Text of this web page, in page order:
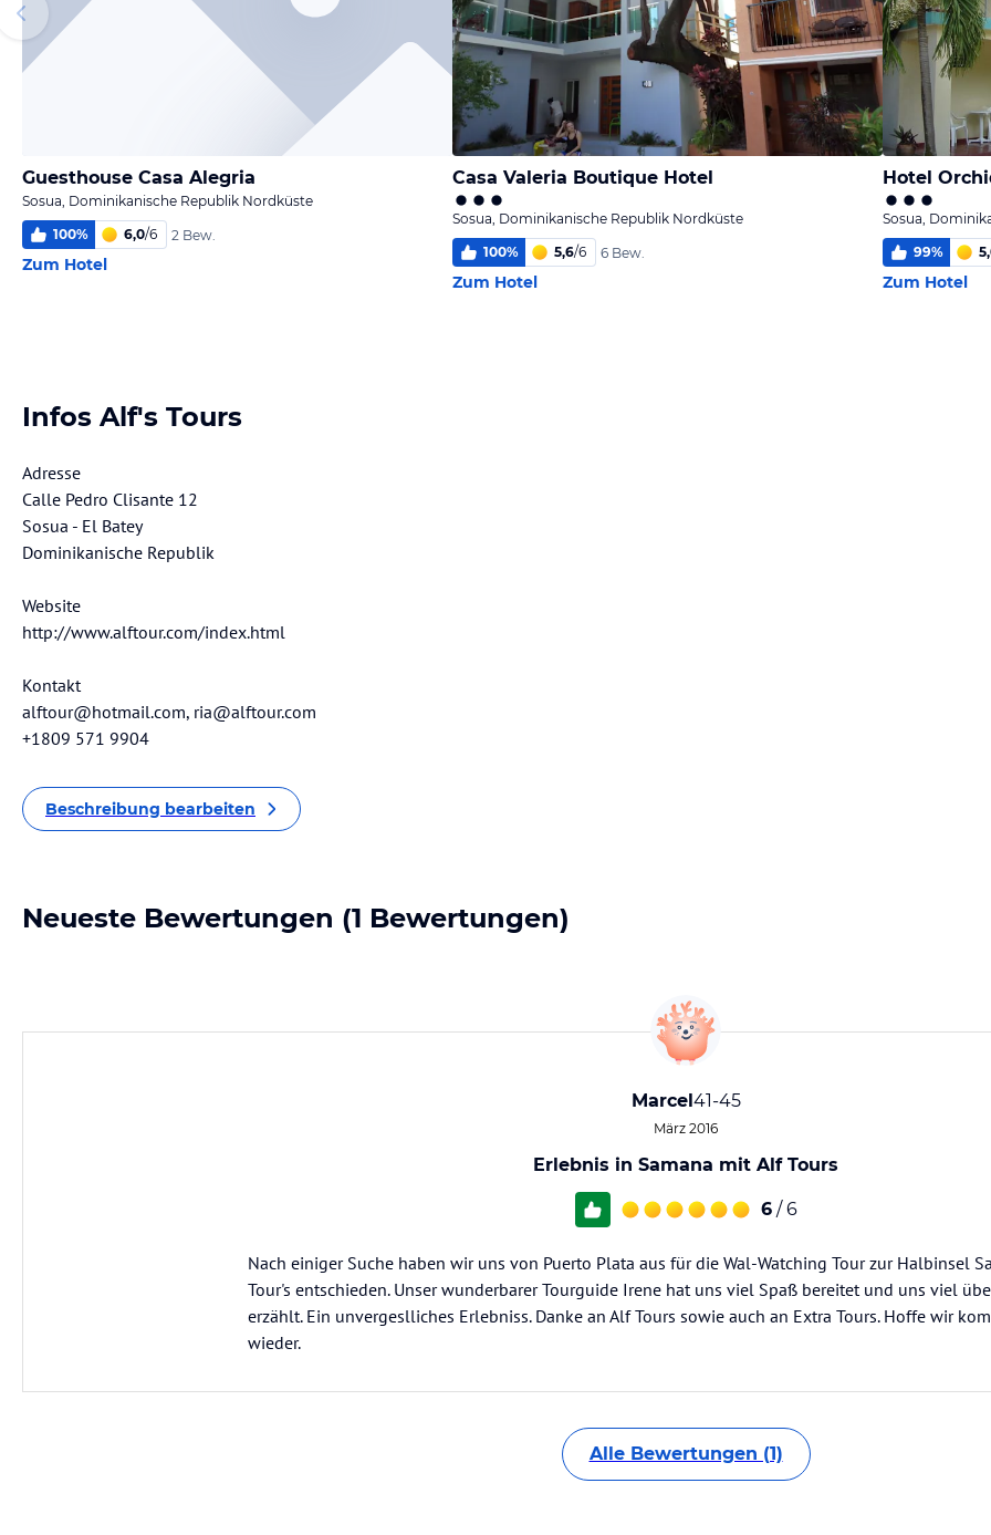
Guesthouse Casa Alegria
Sosua, Dominikanische Republik Nordküste
100% 6,0/6 2 Bew.
Zum Hotel
Casa Valeria Boutique Hotel
Sosua, Dominikanische Republik Nordküste
100% 5,6/6 6 Bew.
Zum Hotel
Hotel
Sosua,
99%
Zum Hotel
Infos Alf's Tours
Adresse
Calle Pedro Clisante 12
Sosua - El Batey
Dominikanische Republik
Website
http://www.alftour.com/index.html
Kontakt
alftour@hotmail.com, ria@alftour.com
+1809 571 9904
Beschreibung bearbeiten
Neueste Bewertungen (1 Bewertungen)
Marcel41-45
März 2016
Erlebnis in Samana mit Alf Tours
6 / 6
Nach einiger Suche haben wir uns von Puerto Plata aus für die Wal-Watching Tour zur Halbinsel
Tour's entschieden. Unser wunderbarer Tourguide Irene hat uns viel Spaß bereitet und uns viel
erzählt. Ein unvergeslliches Erlebniss. Danke an Alf Tours sowie auch an Extra Tours. Hoffe wir
wieder.
Alle Bewertungen (1)